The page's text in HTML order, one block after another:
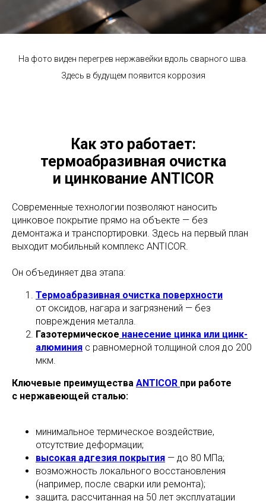
На фото виден перегрев нержавейки вдоль сварного шва.
Здесь в будущем появится коррозия
Как это работает:
термоабразивная очистка
и цинкование ANTICOR
Современные технологии позволяют наносить
цинковое покрытие прямо на объекте — без
демонтажа и транспортировки. Здесь на первый план
выходит мобильный комплекс ANTICOR.
Он объединяет два этапа:
Термоабразивная очистка поверхности
от оксидов, нагара и загрязнений — без
повреждения металла.
Газотермическое нанесение цинка или цинк-
алюминия с равномерной толщиной слоя до 200
мкм.
Ключевые преимущества ANTICOR при работе
с нержавеющей сталью:
минимальное термическое воздействие,
отсутствие деформации;
высокая адгезия покрытия — до 80 МПа;
возможность локального восстановления
(например, после сварки или ремонта);
защита, рассчитанная на 50 лет эксплуатации